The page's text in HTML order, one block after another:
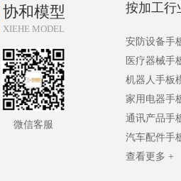
协和模型
XIEHE MODEL
微信客服
按加工行
安防设备手
医疗器械手
机器人手板
家用电器手
通讯产品手
汽车配件手
查看更多 +